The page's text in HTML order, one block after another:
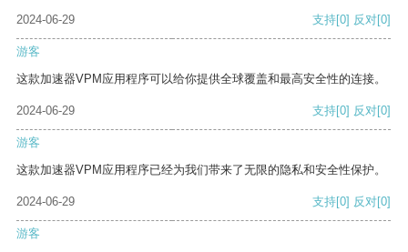
2024-06-29 支持[0] 反对[0]
游客
这款加速器VPM应用程序可以给你提供全球覆盖和最高安全性的连接。
2024-06-29 支持[0] 反对[0]
游客
这款加速器VPM应用程序已经为我们带来了无限的隐私和安全性保护。
2024-06-29 支持[0] 反对[0]
游客